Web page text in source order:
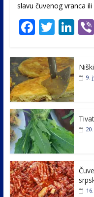
slavu čuvenog vranca
F
e
b
o
o
k
T
itt
er
Li
e 9.